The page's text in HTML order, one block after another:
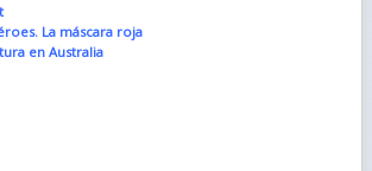
La máscara roja
en Australia